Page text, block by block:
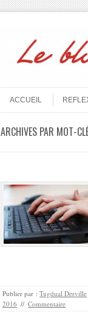
Menu
ACCUEIL
ARCHIVES PAR MOT-
Publier par : Tugdual Derville
2016 // Commentaire